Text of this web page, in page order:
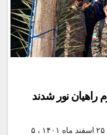
صبح دیروز ، پنجشنبه مصادف با ۲۵ اسفند ماه ۱۴۰۱ ، ۵